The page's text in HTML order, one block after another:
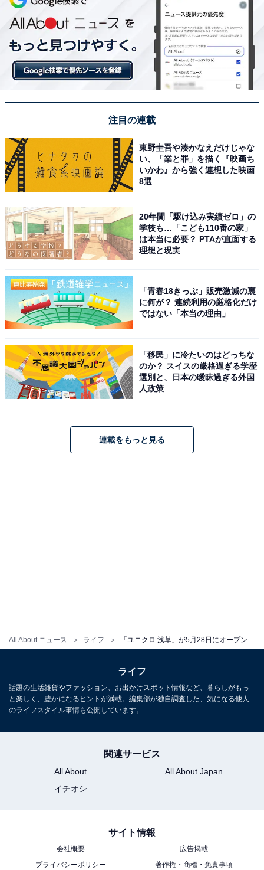
All About ニュース ライフ
す。
・人力車とのコラボも
「時代屋」および「東京力車」とのコラボレーション
第2弾は、人力車の「時代屋」および「東京力車」との
コラボレーションです。4月30日（金）から5月30日
（日）まで、浅草の代名詞ともいえる人力車の車夫たち
「千社札」をモチーフにしたロゴ入りのアイテムでおもてなし
ツを着用したり、使用するコースターにもユニクロのロ
ゴを加えたりと、今後も地元の方々とのコラボ企画が予
定されているということです。
注目の連載
東野圭吾や湊かなえだけじゃな
い、「業と罪」を描く『映画ち
いかわ』から強く連想した映画
8選
20年間「駆け込み実績ゼロ」の
学校も…「こども110番の家」
は本当に必要？ PTAが直面する
理想と現実
「青春18きっぷ」販売激減の裏
に何が？ 連続利用の厳格化だけ
ではない「本当の理由」
「移民」に冷たいのはどっちな
のか？ スイスの厳格過ぎる学歴
選別と、日本の曖昧過ぎる外国
人政策
連載をもっと見る
ライフ
話題の生活雑貨やファッション、お出かけスポット情報など、暮らしがもっ
と楽しく、豊かになるヒントが満載。編集部が独自調査した、気になる他人
のライフスタイル事情も公開しています。
関連サービス
All About
All About Japan
イチオシ
サイト情報
会社概要
広告掲載
プライバシーポリシー
著作権・商標・免責事項